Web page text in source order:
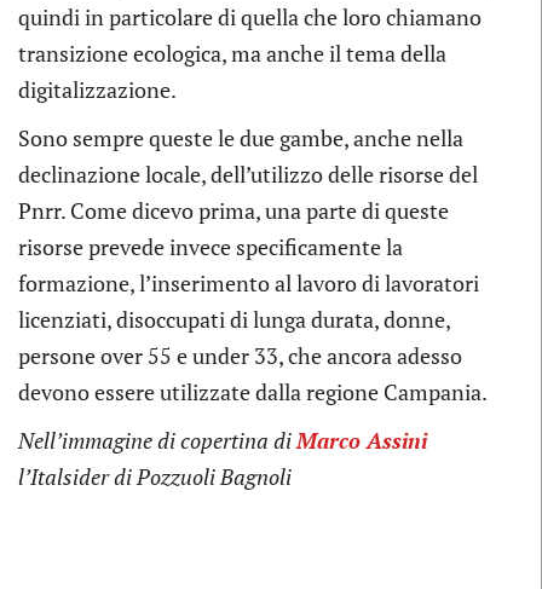
quindi in particolare di quella che loro chiamano
transizione ecologica, ma anche il tema della
digitalizzazione.
Sono sempre queste le due gambe, anche nella
declinazione locale, dell’utilizzo delle risorse del
Pnrr. Come dicevo prima, una parte di queste
risorse prevede invece specificamente la
formazione, l’inserimento al lavoro di lavoratori
licenziati, disoccupati di lunga durata, donne,
persone over 55 e under 33, che ancora adesso
devono essere utilizzate dalla regione Campania.
Nell’immagine di copertina diMarco Assini
l’Italsider di Pozzuoli Bagnoli